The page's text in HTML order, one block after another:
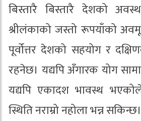
बिस्तारै बिस्तारै देशको
श्रीलंकाको जस्तो रूपयाँको
पूर्वोत्तर देशको सहयोग र
रहनेछ। यद्यपि अँगारक योग
यद्यपि एकादश भावस्थ
स्थिति नराम्रो नहोला भन्न सकिन्छ।